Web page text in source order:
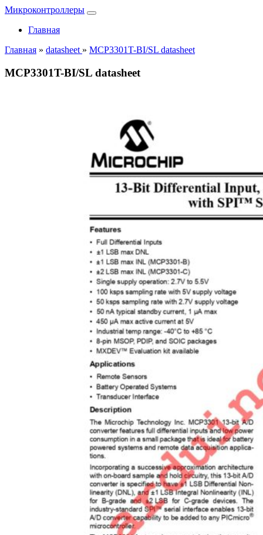
Микроконтроллеры
Главная
Главная » datasheet » MCP3301T-BI/SL datasheet
MCP3301T-BI/SL datasheet